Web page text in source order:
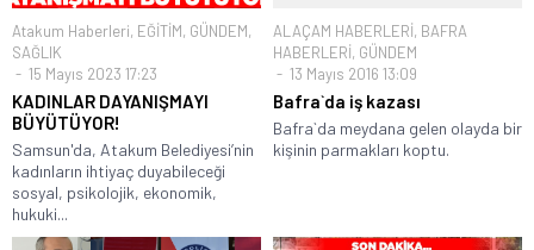
Atakum Haberleri, EĞİTİM, GÜNDEM,
SAĞLIK
15 Mayıs 2023 17:23
KADINLAR DAYANIŞMAYI
BÜYÜTÜYOR!
Samsun'da, Atakum Belediyesi’nin
kadınların ihtiyaç duyabileceği
sosyal, psikolojik, ekonomik,
hukuki...
ALAÇAM HABERLERİ, BAFRA
HABERLERİ, GÜNDEM
13 Mayıs 2016 13:09
Bafra`da iş kazası
Bafra`da meydana gelen olayda bir
kişinin parmakları koptu.